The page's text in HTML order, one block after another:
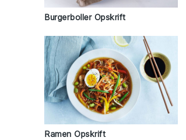
Burgerboller Opskrift
Ramen Opskrift